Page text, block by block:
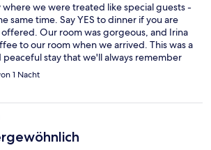
we were treated like special guests -
same time. Say YES to dinner if you are
Our room was gorgeous, and Irina
to our room when we arrived. This was a
stay that we'll always remember
1 Nacht